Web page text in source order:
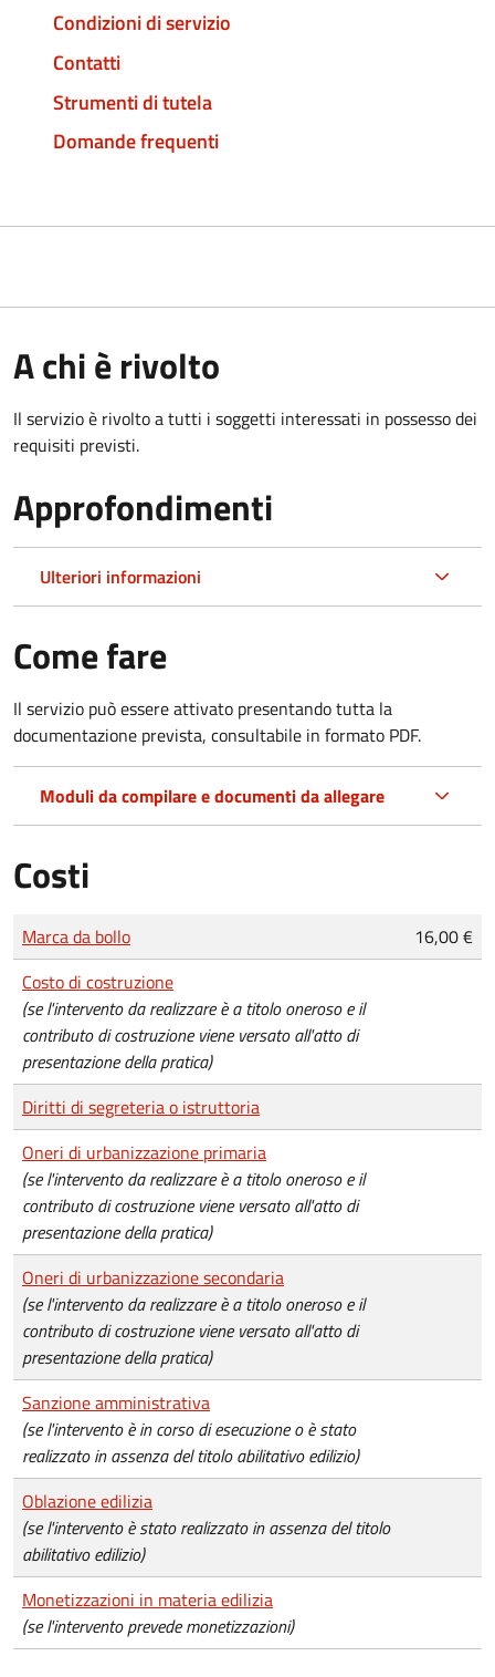
Condizioni di servizio
Contatti
Strumenti di tutela
Domande frequenti
A chi è rivolto
Il servizio è rivolto a tutti i soggetti interessati in possesso dei
requisiti previsti.
Approfondimenti
Ulteriori informazioni
Come fare
Il servizio può essere attivato presentando tutta la
documentazione prevista, consultabile in formato PDF.
Moduli da compilare e documenti da allegare
Costi
Tipo di pagamento
Importo
Marca da bollo
16,00 €
Costo di costruzione
(se l'intervento da realizzare è a titolo oneroso e il
contributo di costruzione viene versato all'atto di
presentazione della pratica)
Diritti di segreteria o istruttoria
Oneri di urbanizzazione primaria
(se l'intervento da realizzare è a titolo oneroso e il
contributo di costruzione viene versato all'atto di
presentazione della pratica)
Oneri di urbanizzazione secondaria
(se l'intervento da realizzare è a titolo oneroso e il
contributo di costruzione viene versato all'atto di
presentazione della pratica)
Sanzione amministrativa
(se l'intervento è in corso di esecuzione o è stato
realizzato in assenza del titolo abilitativo edilizio)
Oblazione edilizia
(se l'intervento è stato realizzato in assenza del titolo
abilitativo edilizio)
Monetizzazioni in materia edilizia
(se l'intervento prevede monetizzazioni)